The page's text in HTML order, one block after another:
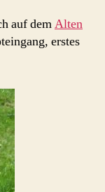
auf demAlten
erstes